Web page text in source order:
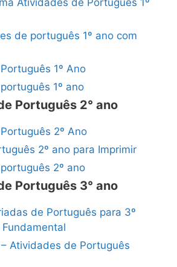
de português 1º ano com
1º Ano
1º ano
Português 2° ano
2º Ano
2º ano para Imprimir
2º ano
Português 3° ano
de Português para 3º
Atividades de Português